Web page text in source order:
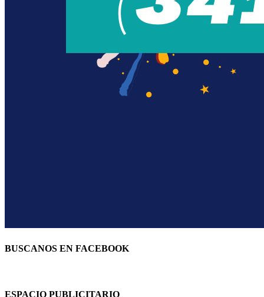
BUSCANOS EN FACEBOOK
ESPACIO PUBLICITARIO